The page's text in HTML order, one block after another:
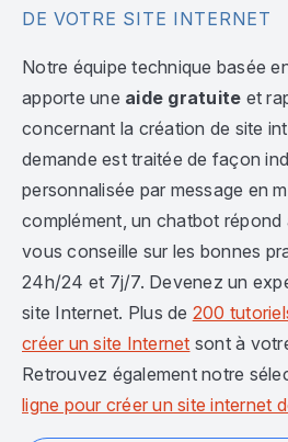
DE VOTRE SITE INTERNET
Notre équipe technique basée
apporte une aide gratuite et
concernant la création de site
demande est traitée de façon
personnalisée par message en
complément, un chatbot
vous conseille sur les bonnes
24h/24 et 7j/7. Devenez un
site Internet. Plus de 200
créer un site Internet sont à
Retrouvez également notre
ligne pour créer un site internet